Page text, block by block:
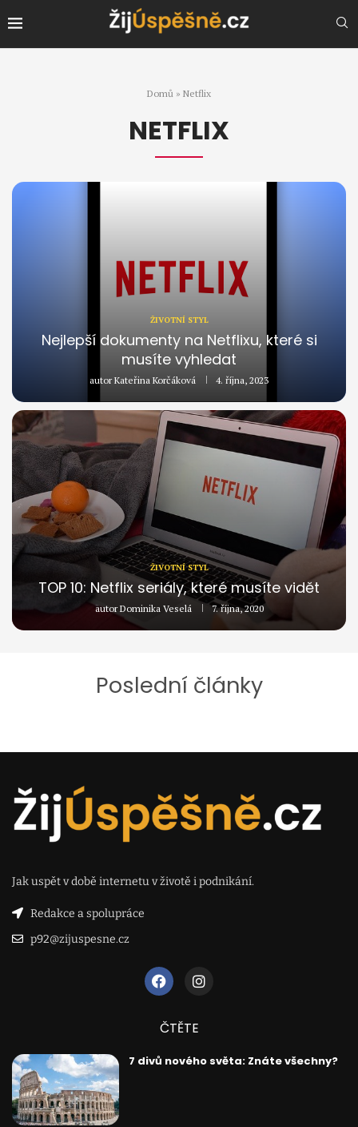
Domů » Netflix
NETFLIX
ŽIVOTNÍ STYL
Nejlepší dokumenty na Netflixu, které si
musíte vyhledat
autorKateřina Korčáková 4. října, 2023
ŽIVOTNÍ STYL
TOP 10: Netflix seriály, které musíte vidět
autorDominika Veselá 7. října, 2020
Poslední články
Jak uspět v době internetu v životě i podnikání.
Redakce a spolupráce
p92@zijuspesne.cz
ČTĚTE
7 divů nového světa: Znáte všechny?